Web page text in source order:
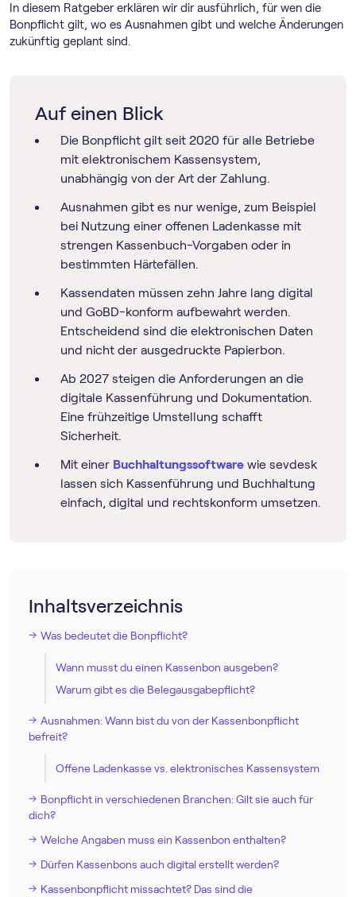
In diesem Ratgeber erklären wir dir ausführlich, für wen die
Bonpflicht gilt, wo es Ausnahmen gibt und welche Änderungen
zukünftig geplant sind.
Auf einen Blick
Die Bonpflicht gilt seit 2020 für alle Betriebe
mit elektronischem Kassensystem,
unabhängig von der Art der Zahlung.
Ausnahmen gibt es nur wenige, zum Beispiel
bei Nutzung einer offenen Ladenkasse mit
strengen Kassenbuch-Vorgaben oder in
bestimmten Härtefällen.
Kassendaten müssen zehn Jahre lang digital
und GoBD-konform aufbewahrt werden.
Entscheidend sind die elektronischen Daten
und nicht der ausgedruckte Papierbon.
Ab 2027 steigen die Anforderungen an die
digitale Kassenführung und Dokumentation.
Eine frühzeitige Umstellung schafft
Sicherheit.
Mit einer Buch­haltungs­software wie sevdesk
lassen sich Kassenführung und Buchhaltung
einfach, digital und rechtskonform umsetzen.
Inhaltsverzeichnis
Was bedeutet die Bonpflicht?
Wann musst du einen Kassenbon ausgeben?
Warum gibt es die Belegausgabepflicht?
Ausnahmen: Wann bist du von der Kassenbonpflicht
befreit?
Offene Ladenkasse vs. elektronisches Kassensystem
Bonpflicht in verschiedenen Branchen: Gilt sie auch für
dich?
Welche Angaben muss ein Kassenbon enthalten?
Dürfen Kassenbons auch digital erstellt werden?
Kassenbonpflicht missachtet? Das sind die